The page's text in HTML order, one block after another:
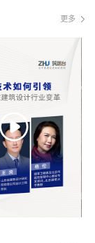
生筑境，匠造岭
索慧波：以务实
更多